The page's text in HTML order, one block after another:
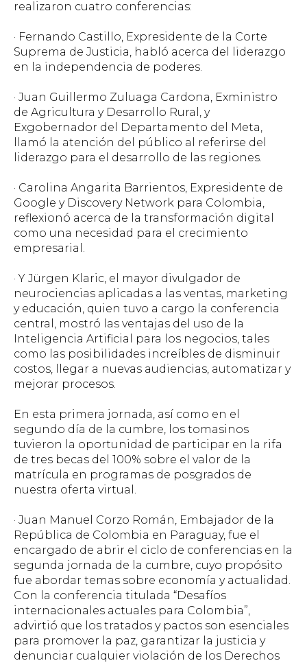
realizaron cuatro conferencias:
· Fernando Castillo, Expresidente de la Corte
Suprema de Justicia, habló acerca del liderazgo
en la independencia de poderes.
· Juan Guillermo Zuluaga Cardona, Exministro
de Agricultura y Desarrollo Rural, y
Exgobernador del Departamento del Meta,
llamó la atención del público al referirse del
liderazgo para el desarrollo de las regiones.
· Carolina Angarita Barrientos, Expresidente de
Google y Discovery Network para Colombia,
reflexionó acerca de la transformación digital
como una necesidad para el crecimiento
empresarial.
· Y Jürgen Klaric, el mayor divulgador de
neurociencias aplicadas a las ventas, marketing
y educación, quien tuvo a cargo la conferencia
central, mostró las ventajas del uso de la
Inteligencia Artificial para los negocios, tales
como las posibilidades increíbles de disminuir
costos, llegar a nuevas audiencias, automatizar y
mejorar procesos.
En esta primera jornada, así como en el
segundo día de la cumbre, los tomasinos
tuvieron la oportunidad de participar en la rifa
de tres becas del 100% sobre el valor de la
matrícula en programas de posgrados de
nuestra oferta virtual.
· Juan Manuel Corzo Román, Embajador de la
República de Colombia en Paraguay, fue el
encargado de abrir el ciclo de conferencias en la
segunda jornada de la cumbre, cuyo propósito
fue abordar temas sobre economía y actualidad.
Con la conferencia titulada “Desafíos
internacionales actuales para Colombia”,
advirtió que los tratados y pactos son esenciales
para promover la paz, garantizar la justicia y
denunciar cualquier violación de los Derechos